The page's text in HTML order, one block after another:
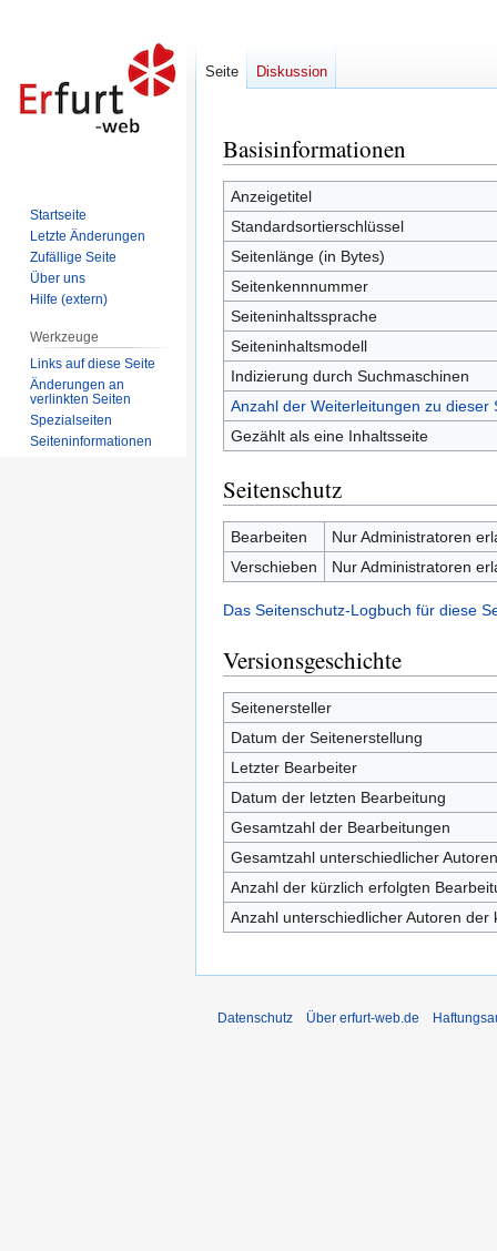
Zur
Navigation
springen
Zur
Suche
springen
Basisinformationen
Anzeigetitel
Standardsortierschlüssel
Seitenlänge (in Bytes)
Seitenkennnummer
Seiteninhaltssprache
Seiteninhaltsmodell
Indizierung durch Suchmaschinen
Anzahl der Weiterleitungen zu dieser
Gezählt als eine Inhaltsseite
Seitenschutz
Bearbeiten
Nur Administratoren
Verschieben
Nur Administratoren
Das Seitenschutz-Logbuch für diese
Versionsgeschichte
Seitenersteller
Datum der Seitenerstellung
Letzter Bearbeiter
Datum der letzten Bearbeitung
Gesamtzahl der Bearbeitungen
Gesamtzahl unterschiedlicher Autoren
Anzahl der kürzlich erfolgten
Anzahl unterschiedlicher Autoren
Seite Diskussion
Startseite
Letzte Änderungen
Zufällige Seite
Über uns
Hilfe (extern)
Werkzeuge
Links auf diese Seite
Änderungen an
verlinkten Seiten
Spezialseiten
Seiten­informationen
Datenschutz Über erfurt-web.de